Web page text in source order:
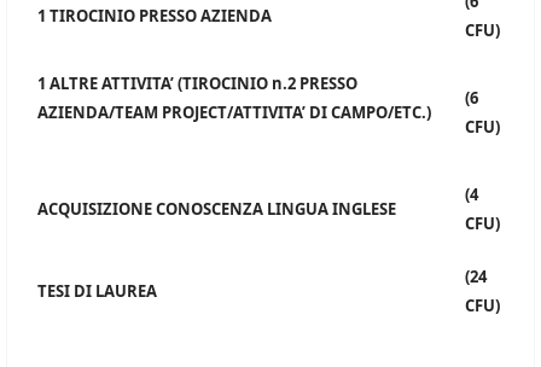
1 TIROCINIO PRESSO AZIENDA
CFU)
1 ALTRE ATTIVITA’ (TIROCINIO n.2 PRESSO
AZIENDA/TEAM PROJECT/ATTIVITA’ DI CAMPO/ETC.)
(6
CFU)
ACQUISIZIONE CONOSCENZA LINGUA INGLESE
(4
CFU)
TESI DI LAUREA
(24
CFU)